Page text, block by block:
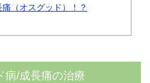
（オスグッド）！？
病/成長痛の治療